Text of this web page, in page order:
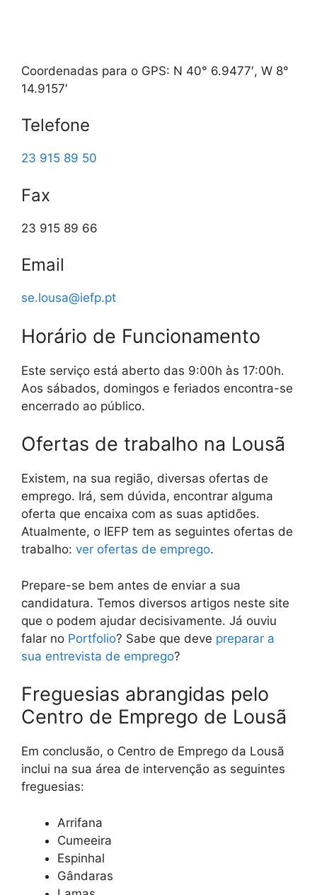
Coordenadas para o GPS: N 40° 6.9477′, W 8°
14.9157′
Telefone
23 915 89 50
Fax
23 915 89 66
Email
se.lousa@iefp.pt
Horário de Funcionamento
Este serviço está aberto das 9:00h às 17:00h.
Aos sábados, domingos e feriados encontra-se
encerrado ao público.
Ofertas de trabalho na Lousã
Existem, na sua região, diversas ofertas de
emprego. Irá, sem dúvida, encontrar alguma
oferta que encaixa com as suas aptidões.
Atualmente, o IEFP tem as seguintes ofertas de
trabalho: ver ofertas de emprego.
Prepare-se bem antes de enviar a sua
candidatura. Temos diversos artigos neste site
que o podem ajudar decisivamente. Já ouviu
falar no Portfolio? Sabe que deve preparar a
sua entrevista de emprego?
Freguesias abrangidas pelo
Centro de Emprego de Lousã
Em conclusão, o Centro de Emprego da Lousã
inclui na sua área de intervenção as seguintes
freguesias:
Arrifana
Cumeeira
Espinhal
Gândaras